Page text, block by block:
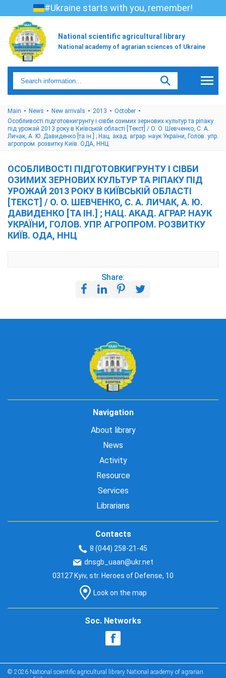
#Ukraine starts with you, remember!
National scientific agricultural library
National academy of agrarian sciences of Ukraine
Main News New arrivals 2013
October
Особливості підготовкигрунту і сівби озимих зернових культур та ріпаку
під урожай 2013 року в Київській області [Текст] / О. О. Шевченко, С. А.
Личак, А. Ю. Давиденко [та ін.] ; Нац. акад. аграр. наук України, Голов. упр.
агропром. розвитку Київ. ОДА, ННЦ
ОСОБЛИВОСТІ ПІДГОТОВКИГРУНТУ І СІВБИ
ОЗИМИХ ЗЕРНОВИХ КУЛЬТУР ТА РІПАКУ ПІД
УРОЖАЙ 2013 РОКУ В КИЇВСЬКІЙ ОБЛАСТІ
[ТЕКСТ] / О. О. ШЕВЧЕНКО, С. А. ЛИЧАК, А. Ю.
ДАВИДЕНКО [ТА ІН.] ; НАЦ. АКАД. АГРАР. НАУК
УКРАЇНИ, ГОЛОВ. УПР. АГРОПРОМ. РОЗВИТКУ
КИЇВ. ОДА, ННЦ
Share:
Navigation
About library
News
Activity
Resource
Services
Librarians
Contacts
8 (044) 258-21-45
dnsgb_uaan@ukr.net
03127 Kyiv, str. Heroes of Defense, 10
Look on the map
Soc. Networks
© 2026 National scientific agricultural library National academy of agrarian